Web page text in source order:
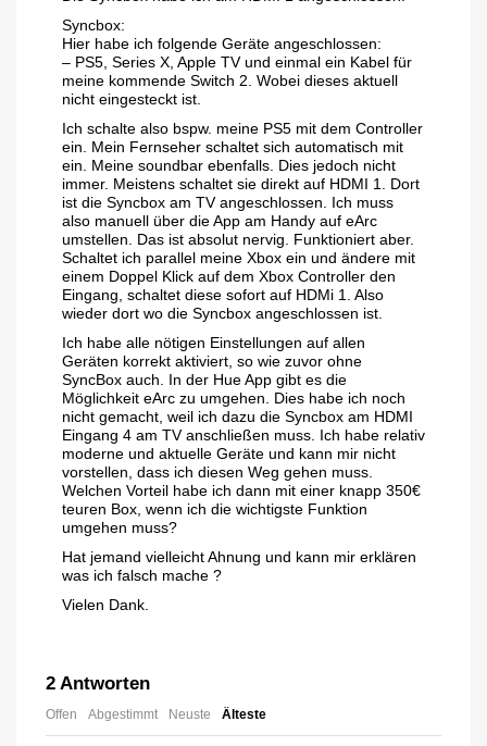
Syncbox:
Hier habe ich folgende Geräte angeschlossen:
– PS5, Series X, Apple TV und einmal ein Kabel für
meine kommende Switch 2. Wobei dieses aktuell
nicht eingesteckt ist.
Ich schalte also bspw. meine PS5 mit dem Controller
ein. Mein Fernseher schaltet sich automatisch mit
ein. Meine soundbar ebenfalls. Dies jedoch nicht
immer. Meistens schaltet sie direkt auf HDMI 1. Dort
ist die Syncbox am TV angeschlossen. Ich muss
also manuell über die App am Handy auf eArc
umstellen. Das ist absolut nervig. Funktioniert aber.
Schaltet ich parallel meine Xbox ein und ändere mit
einem Doppel Klick auf dem Xbox Controller den
Eingang, schaltet diese sofort auf HDMi 1. Also
wieder dort wo die Syncbox angeschlossen ist.
Ich habe alle nötigen Einstellungen auf allen
Geräten korrekt aktiviert, so wie zuvor ohne
SyncBox auch. In der Hue App gibt es die
Möglichkeit eArc zu umgehen. Dies habe ich noch
nicht gemacht, weil ich dazu die Syncbox am HDMI
Eingang 4 am TV anschließen muss. Ich habe relativ
moderne und aktuelle Geräte und kann mir nicht
vorstellen, dass ich diesen Weg gehen muss.
Welchen Vorteil habe ich dann mit einer knapp 350€
teuren Box, wenn ich die wichtigste Funktion
umgehen muss?
Hat jemand vielleicht Ahnung und kann mir erklären
was ich falsch mache ?
Vielen Dank.
2 Antworten
Offen Abgestimmt Neuste Älteste